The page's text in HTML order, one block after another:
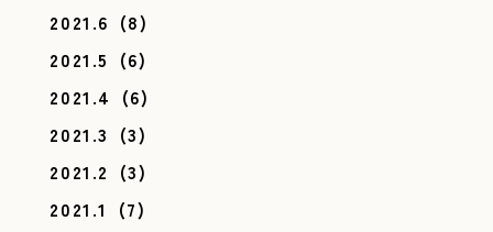
2021.6 (8)
2021.5 (6)
2021.4 (6)
2021.3 (3)
2021.2 (3)
2021.1
(7)